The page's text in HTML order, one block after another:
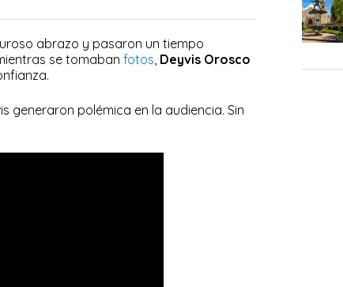
abrazo y pasaron un tiempo
se tomaban fotos, Deyvis Orosco
generaron polémica en la audiencia. Sin